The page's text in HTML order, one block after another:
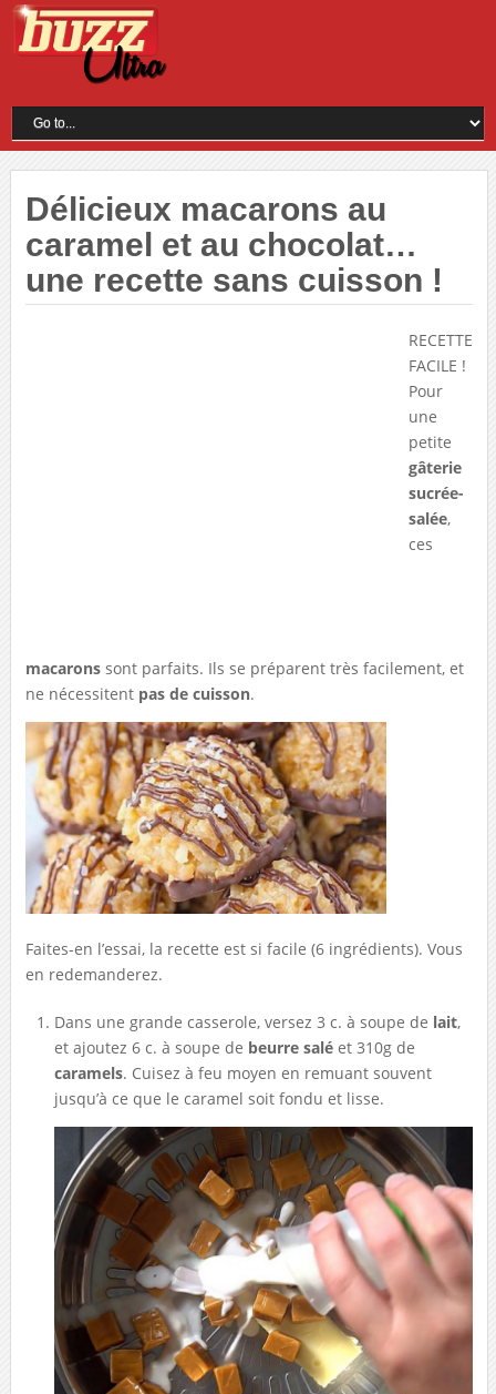
Délicieux macarons au
caramel et au chocolat…
une recette sans cuisson !
RECETTE
FACILE !
Pour
une
petite
gâterie
sucrée-
salée,
ces
macaronssont parfaits. Ils se préparent très facilement, et
ne nécessitent pas de cuisson.
Faites-en l’essai, la recette est si facile (6 ingrédients). Vous
en redemanderez.
Dans une grande casserole, versez 3 c. à soupe de lait,
et ajoutez 6 c. à soupe de beurre salé et 310g de
caramels. Cuisez à feu moyen en remuant souvent
jusqu’à ce que le caramel soit fondu et lisse.